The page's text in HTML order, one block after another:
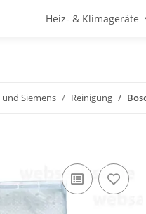
Heiz- & Klimageräte
und Siemens Reinigung